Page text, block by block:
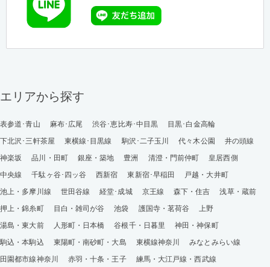
エリアから探す
表参道･青山 麻布･広尾 渋谷･恵比寿･中目黒
目黒･白金高輪
下北沢･三軒茶屋
東横線･目黒線 駒沢･二子玉川 代々木公園
井の頭線
神楽坂
品川・田町 銀座・築地 豊洲 清澄・門前仲町
皇居西側
中央線
千駄ヶ谷･四ッ谷 西新宿 東新宿･早稲田
戸越・大井町
池上・多摩川線
世田谷線 経堂･成城 京王線 森下・住吉
浅草・蔵前
押上・錦糸町
目白・雑司が谷 池袋 護国寺・茗荷谷
上野
湯島・東大前
人形町・日本橋 谷根千・日暮里
神田・神保町
駒込・本駒込
東陽町・南砂町・大島 東横線神奈川
みなとみらい線
田園都市線神奈川
赤羽・十条・王子
練馬・大江戸線・西武線